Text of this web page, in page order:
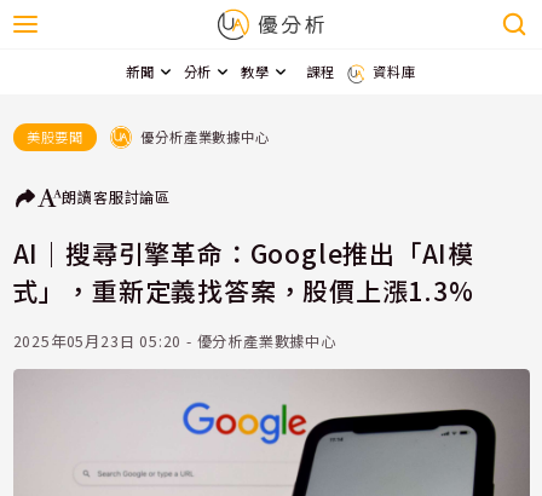
新聞 分析 教學 課程 資料庫
美股要聞 優分析產業數據中心
朗讀客服討論區
AI｜搜尋引擎革命：Google推出「AI模
式」，重新定義找答案，股價上漲1.3%
2025年05月23日 05:20 - 優分析產業數據中心